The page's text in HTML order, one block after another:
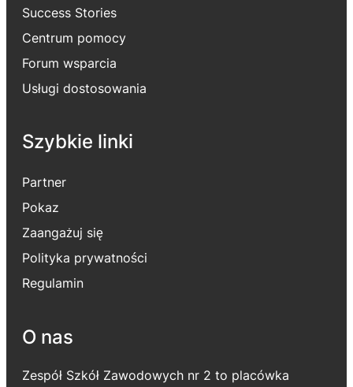
Success Stories
Centrum pomocy
Forum wsparcia
Usługi dostosowania
Szybkie linki
Partner
Pokaz
Zaangażuj się
Polityka prywatności
Regulamin
O nas
Zespół Szkół Zawodowych nr 2 to placówka